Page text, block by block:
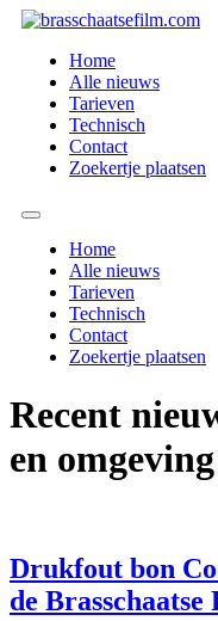
Spring
inhoud
Home
Alle nieuws
Tarieven
Technisch
Contact
Zoekertje plaatsen
Home
Alle nieuws
Tarieven
Technisch
Contact
Zoekertje plaatsen
Recent
en omgeving
Drukfout bon
de